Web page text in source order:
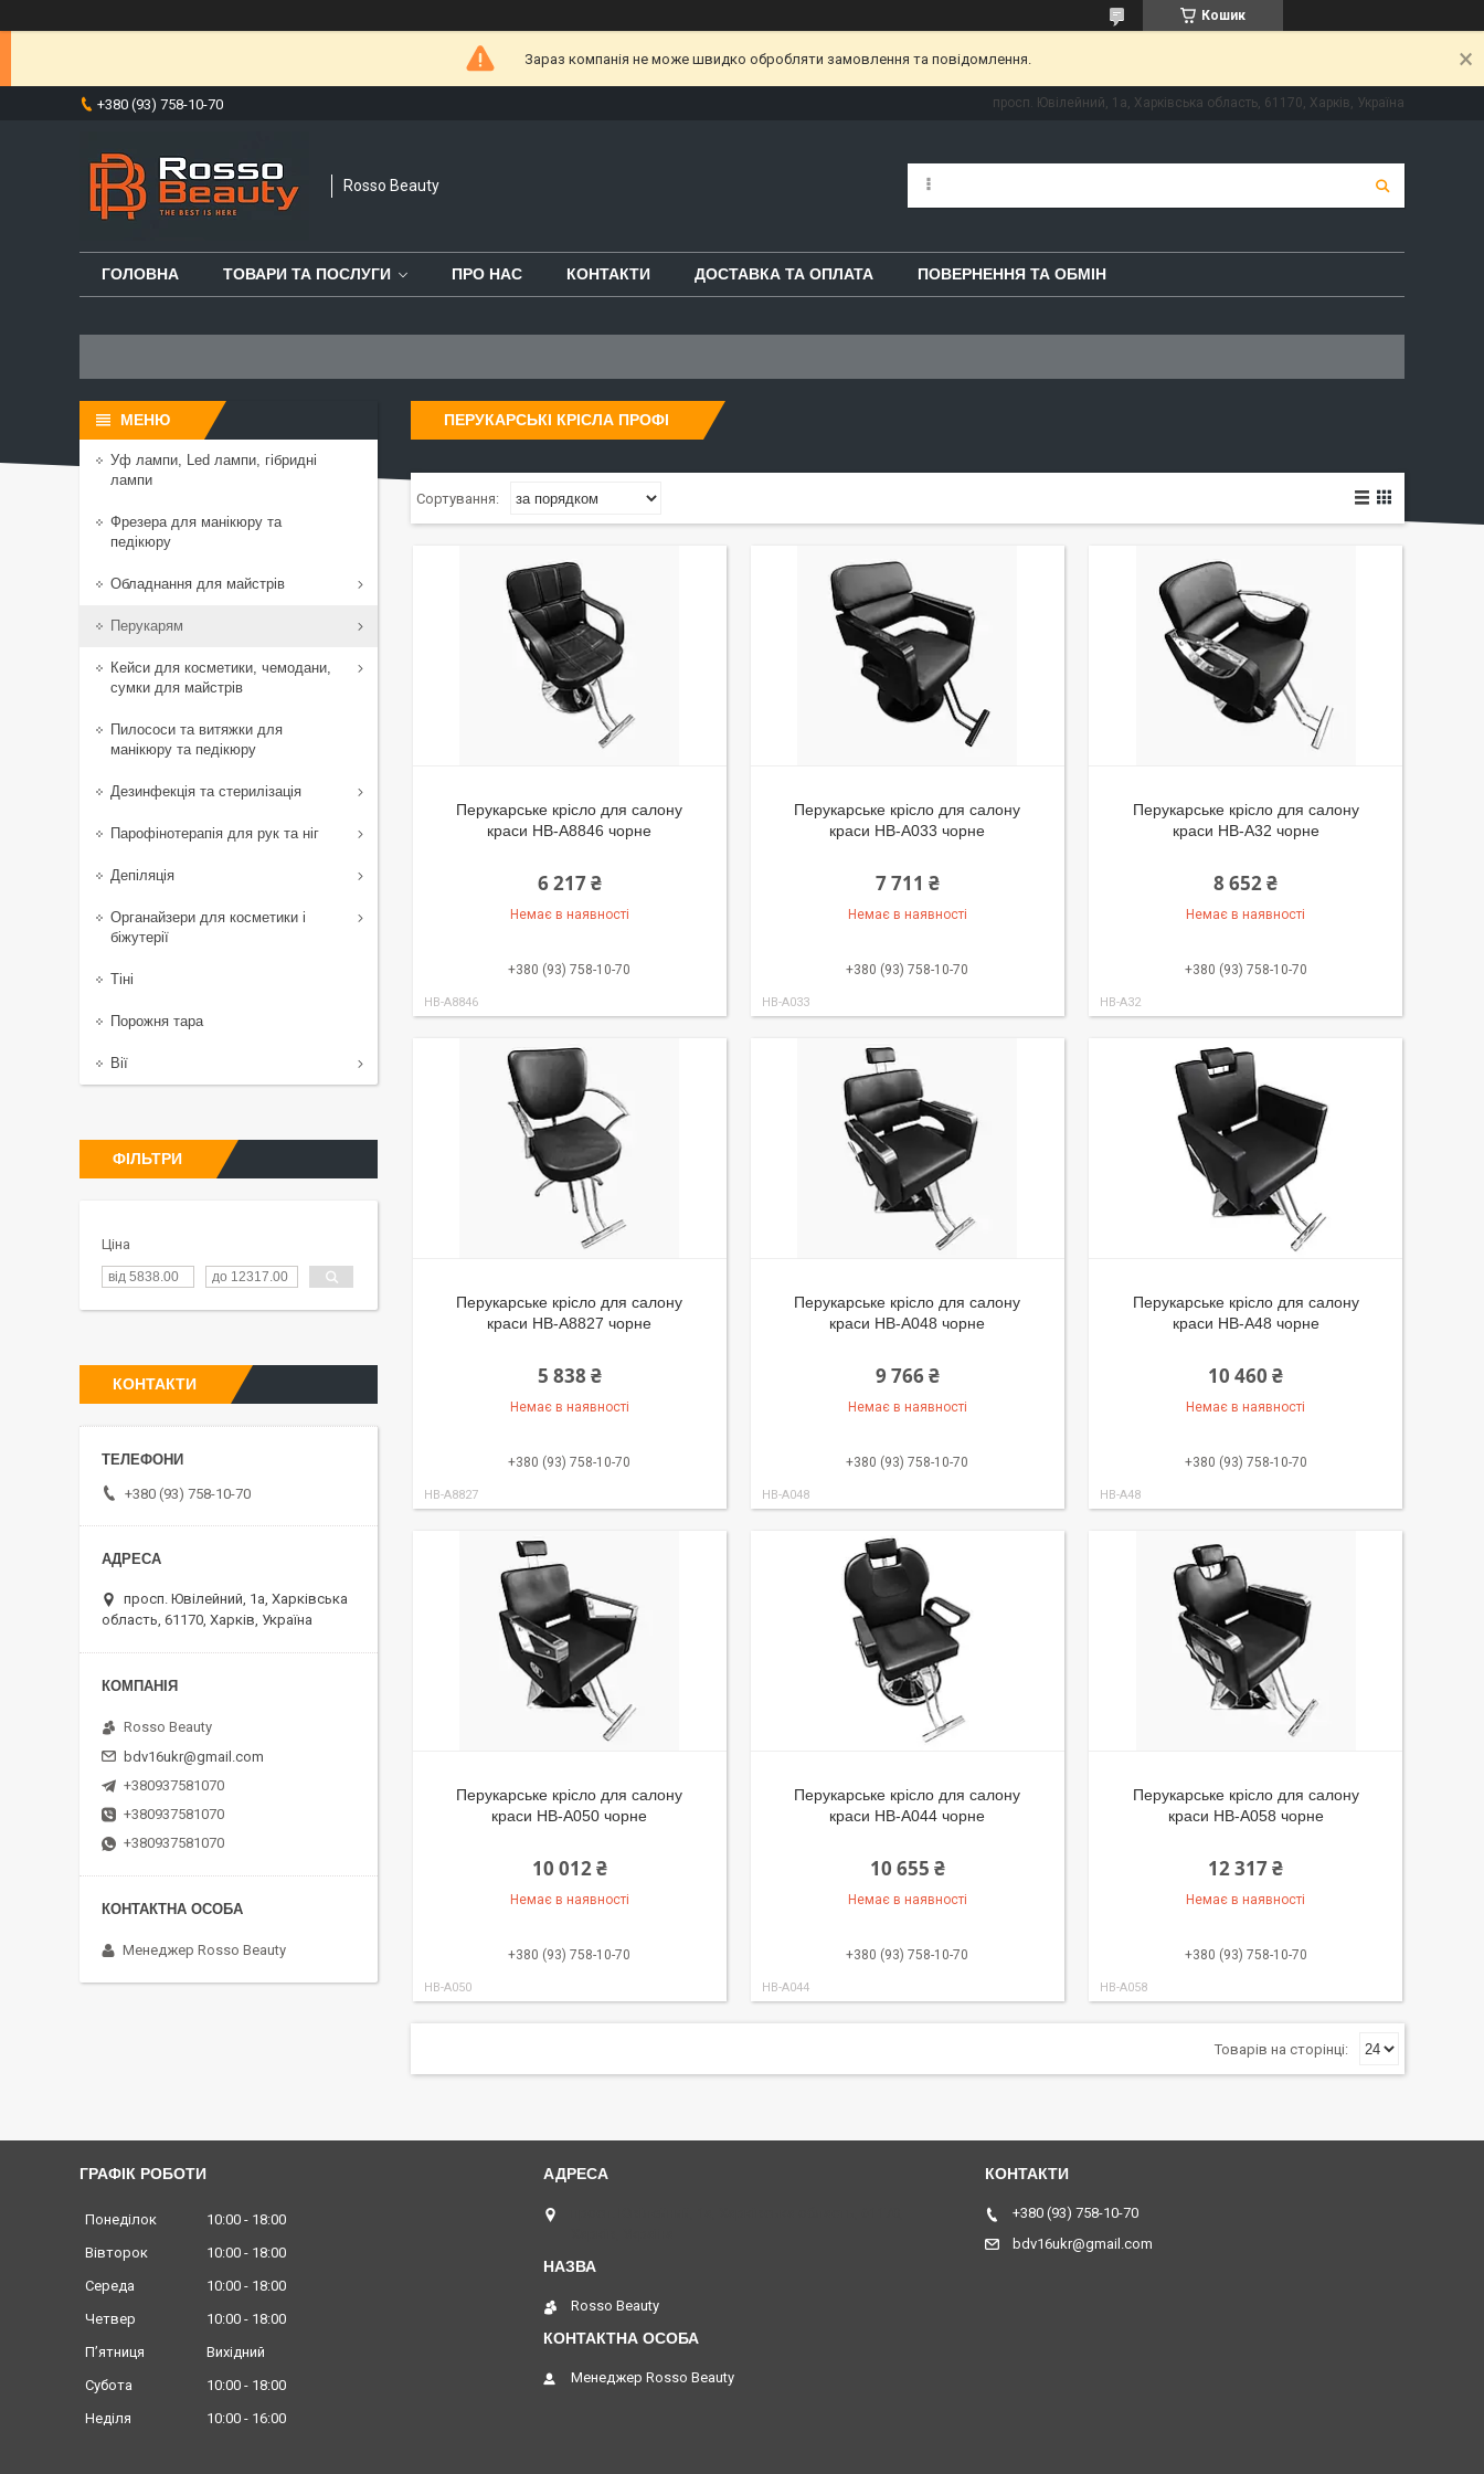
Кошик
Зараз компанія не може швидко обробляти замовлення та повідомлення.
+380 (93) 758-10-70 просп. Ювілейний, 1а, Харківська область, 61170, Харків, Україна
Rosso Beauty
ГОЛОВНА ТОВАРИ ТА ПОСЛУГИ ПРО НАС КОНТАКТИ ДОСТАВКА ТА ОПЛАТА ПОВЕРНЕННЯ ТА ОБМІН
ПЕРУКАРСЬКІ КРІСЛА ПРОФІ
Перукарське крісло для салону
краси HB-A8846 чорне
6 217 ₴
Немає в наявності
+380 (93) 758-10-70
HB-A8846
Перукарське крісло для салону
краси HB-A033 чорне
7 711 ₴
Немає в наявності
+380 (93) 758-10-70
HB-A033
Перукарське крісло для салону
краси HB-A32 чорне
8 652 ₴
Немає в наявності
+380 (93) 758-10-70
HB-A32
Перукарське крісло для салону
краси HB-A8827 чорне
5 838 ₴
Немає в наявності
+380 (93) 758-10-70
HB-A8827
Перукарське крісло для салону
краси HB-A048 чорне
9 766 ₴
Немає в наявності
+380 (93) 758-10-70
HB-A048
Перукарське крісло для салону
краси HB-A48 чорне
10 460 ₴
Немає в наявності
+380 (93) 758-10-70
HB-A48
Перукарське крісло для салону
краси HB-A050 чорне
10 012 ₴
Немає в наявності
+380 (93) 758-10-70
HB-A050
Перукарське крісло для салону
краси HB-A044 чорне
10 655 ₴
Немає в наявності
+380 (93) 758-10-70
HB-A044
Перукарське крісло для салону
краси HB-A058 чорне
12 317 ₴
Немає в наявності
+380 (93) 758-10-70
HB-A058
Уф лампи, Led лампи, гібридні
лампи
Фрезера для манікюру та
педікюру
Обладнання для майстрів
Перукарям
Кейси для косметики, чемодани,
сумки для майстрів
Пилососи та витяжки для
манікюру та педікюру
Дезинфекція та стерилізація
Парофінотерапія для рук та ніг
Депіляція
Органайзери для косметики і
біжутерії
Тіні
Порожня тара
Вії
ФІЛЬТРИ
Ціна
КОНТАКТИ
+380 (93) 758-10-70
просп. Ювілейний, 1а, Харківська
область, 61170, Харків, Україна
Rosso Beauty
bdv16ukr@gmail.com
+380937581070
+380937581070
+380937581070
Менеджер Rosso Beauty
ГРАФІК РОБОТИ
Понеділок 10:00
18:00
Вівторок
10:00
18:00
Середа
10:00
18:00
Четвер
10:00
18:00
Пʼятниця
Вихідний
Субота
10:00
18:00
Неділя
10:00 16:00
Rosso Beauty
Менеджер Rosso Beauty
+380 (93) 758-10-70
bdv16ukr@gmail.com